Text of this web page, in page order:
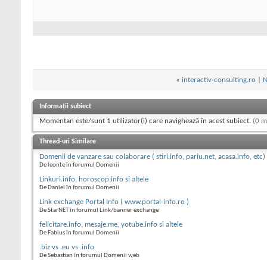
« interactiv-consulting.ro
Informații subiect
Momentan este/sunt 1 utilizator(i) care navighează în acest subiect. (0
Thread-uri Similare
Domenii de vanzare sau colaborare ( stiri.info, pariu.net, acasa.info, etc)
De leonte în forumul Domenii
Linkuri.info, horoscop.info si altele
De Daniel în forumul Domenii
Link exchange Portal Info ( www.portal-info.ro )
De StarNET în forumul Link/banner exchange
felicitare.info, mesaje.me, yotube.info si altele
De Fabius în forumul Domenii
.biz vs .eu vs .info
De Sebastian în forumul Domenii web